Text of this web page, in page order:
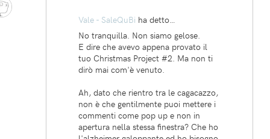
Vale - SaleQuBi ha detto…
No tranquilla. Non siamo gelose.
E dire che avevo appena provato il
tuo Christmas Project #2. Ma non ti
dirò mai com'è venuto.
Ah, dato che rientro tra le cagacazzo,
non è che gentilmente puoi mettere i
commenti come pop up e non in
apertura nella stessa finestra? Che ho